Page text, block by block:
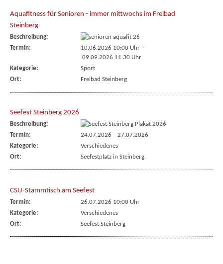
Aquafitness für Senioren - immer mittwochs im Freibad
Steinberg
Beschreibung:
Termin:
10.06.2026 10:00 Uhr–
09.09.2026 11:30 Uhr
Kategorie:
Sport
Ort:
Freibad Steinberg
Seefest Steinberg 2026
Beschreibung:
Termin:
24.07.2026 – 27.07.2026
Kategorie:
Verschiedenes
Ort:
Seefestplatz in Steinberg
CSU-Stammtisch am Seefest
Termin:
26.07.2026 10:00 Uhr
Kategorie:
Verschiedenes
Ort:
Seefest Steinberg